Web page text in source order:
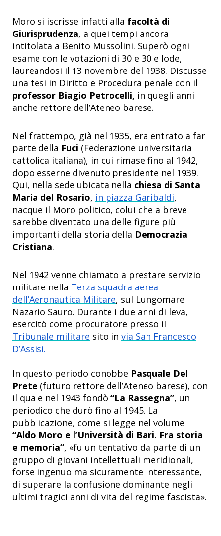
Moro si iscrisse infatti alla facoltà di
Giurisprudenza, a quei tempi ancora
intitolata a Benito Mussolini. Superò ogni
esame con le votazioni di 30 e 30 e lode,
laureandosi il 13 novembre del 1938. Discusse
una tesi in Diritto e Procedura penale con il
professor Biagio Petrocelli, in quegli anni
anche rettore dell’Ateneo barese.
Nel frattempo, già nel 1935, era entrato a far
parte della Fuci (Federazione universitaria
cattolica italiana), in cui rimase fino al 1942,
dopo esserne divenuto presidente nel 1939.
Qui, nella sede ubicata nella chiesa di Santa
Maria del Rosario, in piazza Garibaldi,
nacque il Moro politico, colui che a breve
sarebbe diventato una delle figure più
importanti della storia della Democrazia
Cristiana.
Nel 1942 venne chiamato a prestare servizio
militare nella Terza squadra aerea
dell’Aeronautica Militare, sul Lungomare
Nazario Sauro. Durante i due anni di leva,
esercitò come procuratore presso il
Tribunale militare sito in via San Francesco
D’Assisi.
In questo periodo conobbe Pasquale Del
Prete (futuro rettore dell’Ateneo barese), con
il quale nel 1943 fondò “La Rassegna”, un
periodico che durò fino al 1945. La
pubblicazione, come si legge nel volume
“Aldo Moro e l’Università di Bari. Fra storia
e memoria”, «fu un tentativo da parte di un
gruppo di giovani intellettuali meridionali,
forse ingenuo ma sicuramente interessante,
di superare la confusione dominante negli
ultimi tragici anni di vita del regime fascista».